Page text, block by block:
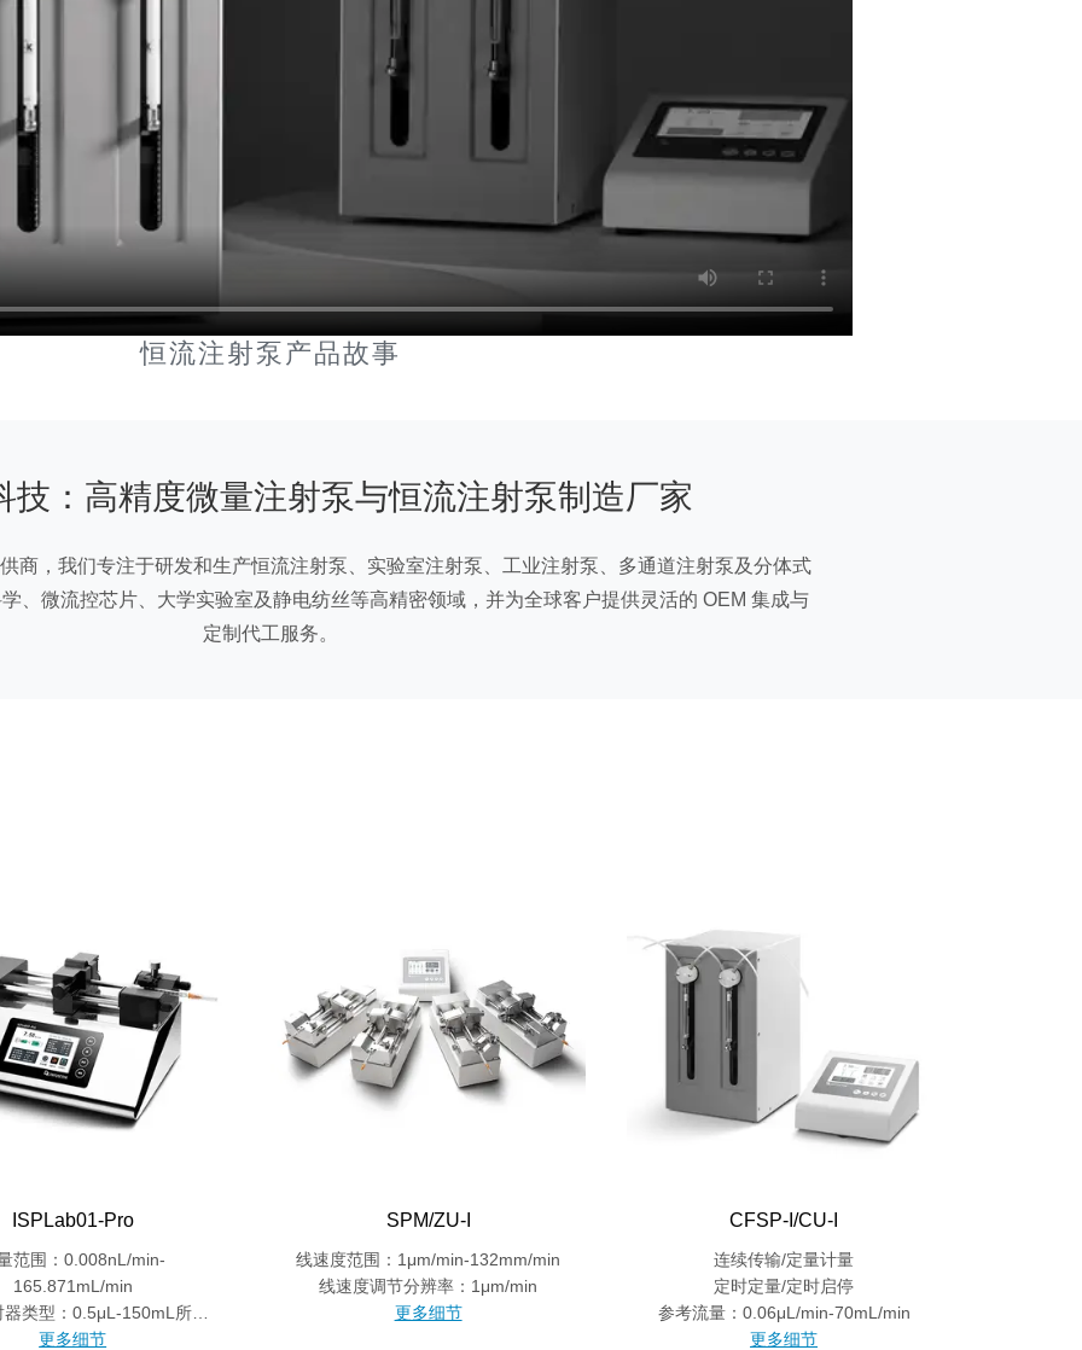
恒流注射泵产品故事
技：高精度微量注射泵与恒流注射泵制造厂家
商，我们专注于研发和生产恒流注射泵、实验室注射泵、工业注射泵、多通道注射泵及分体式
、微流控芯片、大学实验室及静电纺丝等高精密领域，并为全球客户提供灵活的 OEM 集成与
定制代工服务。
ISPLab01-Pro
范围：0.008nL/min-
165.871mL/min
类型：0.5μL-150mL所有
材质常规注射器
更多细节
SPM/ZU-I
线速度范围：1μm/min-132mm/min
线速度调节分辨率：1μm/min
更多细节
CFSP-I/CU-I
连续传输/定量计量
定时定量/定时启停
参考流量：0.06μL/min-70mL/min
更多细节